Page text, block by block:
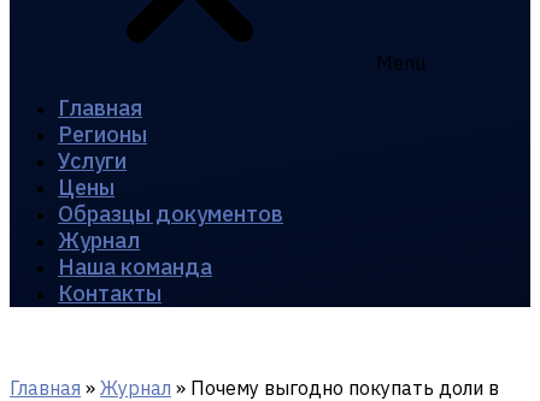
Menu
Главная
Регионы
Услуги
Цены
Образцы документов
Журнал
Наша команда
Контакты
Главная » Журнал » Почему выгодно покупать доли в